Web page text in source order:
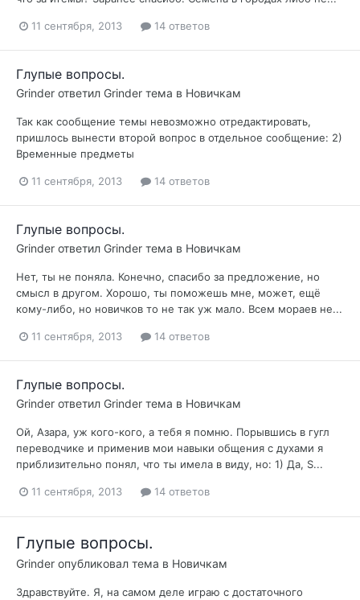
11 сентября, 2013 14 ответов
Глупые вопросы.
Grinder ответил Grinder тема в Новичкам
Так как сообщение темы невозможно отредактировать,
пришлось вынести второй вопрос в отдельное сообщение: 2)
Временные предметы
11 сентября, 2013 14 ответов
Глупые вопросы.
Grinder ответил Grinder тема в Новичкам
Нет, ты не поняла. Конечно, спасибо за предложение, но
смысл в другом. Хорошо, ты поможешь мне, может, ещё
кому-либо, но новичков то не так уж мало. Всем мораев не...
11 сентября, 2013 14 ответов
Глупые вопросы.
Grinder ответил Grinder тема в Новичкам
Ой, Азара, уж кого-кого, а тебя я помню. Порывшись в гугл
переводчике и применив мои навыки общения с духами я
приблизительно понял, что ты имела в виду, но: 1) Да, S...
11 сентября, 2013 14 ответов
Глупые вопросы.
Grinder опубликовал тема в Новичкам
Здравствуйте. Я, на самом деле играю с достаточного